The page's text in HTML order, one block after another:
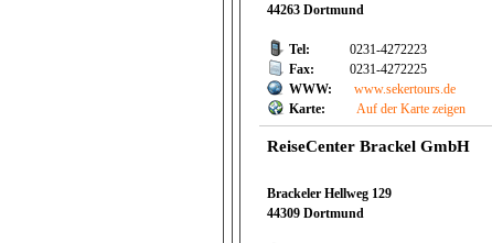
44263 Dortmund
Tel:
0231-4272223
Fax:
0231-4272225
WWW:
www.sekertours.de
Karte:
Auf der Karte zeigen
ReiseCenter Brackel GmbH
Brackeler Hellweg 129
44309 Dortmund